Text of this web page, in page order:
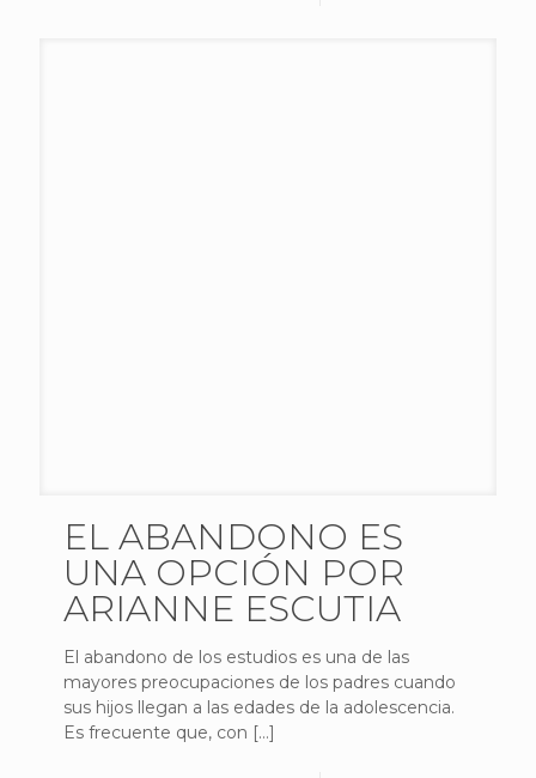
EL ABANDONO ES
UNA OPCIÓN POR
ARIANNE ESCUTIA
El abandono de los estudios es una de las
mayores preocupaciones de los padres cuando
sus hijos llegan a las edades de la adolescencia.
Es frecuente que, con […]